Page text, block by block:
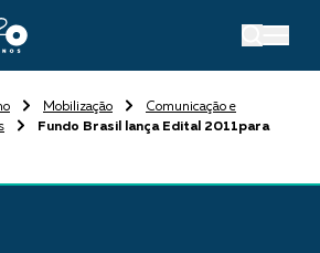
Mobilização
Comunicação e
Fundo Brasil lança Edital 2011para